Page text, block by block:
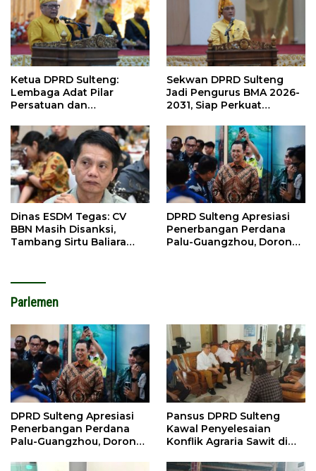
Ketua DPRD Sulteng:
Lembaga Adat Pilar
Persatuan dan
Sekwan DPRD Sulteng
Jadi Pengurus BMA 2026-
2031, Siap Perkuat
Dinas ESDM Tegas: CV
BBN Masih Disanksi,
Tambang Sirtu Baliara
DPRD Sulteng Apresiasi
Penerbangan Perdana
Palu-Guangzhou, Dorong
Parlemen
DPRD Sulteng Apresiasi
Penerbangan Perdana
Palu-Guangzhou, Dorong
Pansus DPRD Sulteng
Kawal Penyelesaian
Konflik Agraria Sawit di